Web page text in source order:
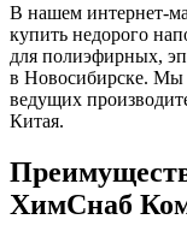
В нашем интернет-
купить недорого
для полиэфирных,
в Новосибирске. Мы
ведущих
Китая.
ХимСнаб